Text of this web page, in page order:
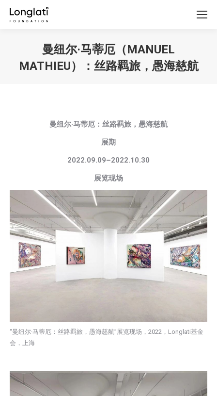
曼纽尔·马蒂厄（MANUEL
MATHIEU）：丝路羁旅，愚海慈航
曼纽尔·马蒂厄：丝路羁旅，愚海慈航
展期
2022.09.09–2022.10.30
展览现场
“曼纽尔·马蒂厄：丝路羁旅，愚海慈航”展览现场，2022，Longlati基金
会，上海